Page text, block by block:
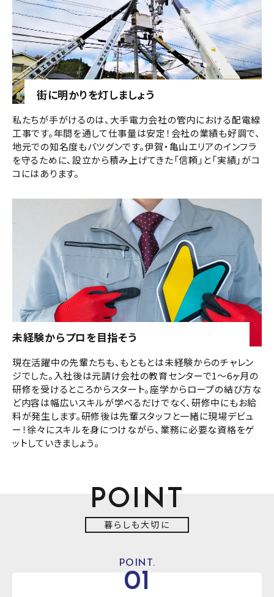
街に明かりを灯しましょう
私たちが手がけるのは、大手電力会社の管内における配電線
工事です。年間を通して仕事量は安定！会社の業績も好調で、
地元での知名度もバツグンです。伊賀・亀山エリアのインフラ
を守るために、設立から積み上げてきた「信頼」と「実績」がコ
コにはあります。
未経験からプロを目指そう
現在活躍中の先輩たちも、もともとは未経験からのチャレン
ジでした。入社後は元請け会社の教育センターで1〜6ヶ月の
研修を受けるところからスタート。座学からロープの結び方な
ど内容は幅広いスキルが学べるだけでなく、研修中にもお給
料が発生します。研修後は先輩スタッフと一緒に現場デビュ
ー！徐々にスキルを身につけながら、業務に必要な資格をゲ
ットしていきましょう。
POINT
暮らしも大切に
POINT.
01